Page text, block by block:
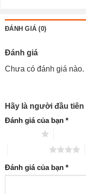
ĐÁNH GIÁ (0)
Đánh giá
Chưa có đánh giá nào.
Hãy là người đầu tiên
Đánh giá của bạn *
Đánh giá của bạn *